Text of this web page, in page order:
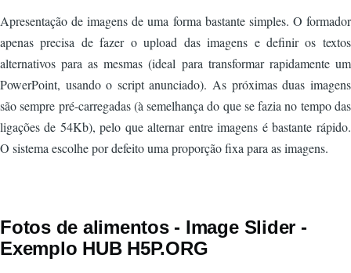
Apresentação de imagens de uma forma bastante simples. O formador
apenas precisa de fazer o upload das imagens e definir os textos
alternativos para as mesmas (ideal para transformar rapidamente um
PowerPoint, usando o script anunciado). As próximas duas imagens
são sempre pré-carregadas (à semelhança do que se fazia no tempo das
ligações de 54Kb), pelo que alternar entre imagens é bastante rápido.
O sistema escolhe por defeito uma proporção fixa para as imagens.
Fotos de alimentos - Image Slider -
Exemplo HUB H5P.ORG